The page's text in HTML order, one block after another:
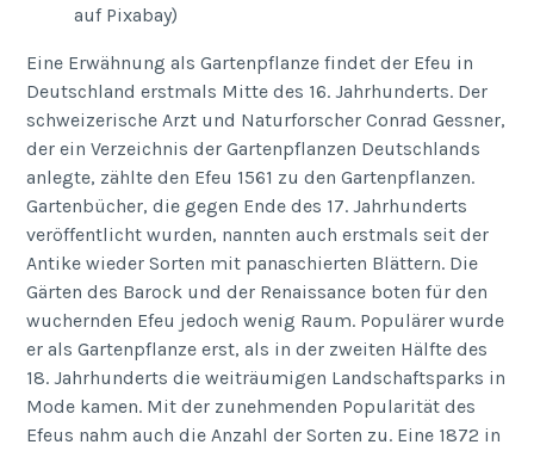
auf Pixabay)
Eine Erwähnung als Gartenpflanze findet der Efeu in
Deutschland erstmals Mitte des 16. Jahrhunderts. Der
schweizerische Arzt und Naturforscher Conrad Gessner,
der ein Verzeichnis der Gartenpflanzen Deutschlands
anlegte, zählte den Efeu 1561 zu den Gartenpflanzen.
Gartenbücher, die gegen Ende des 17. Jahrhunderts
veröffentlicht wurden, nannten auch erstmals seit der
Antike wieder Sorten mit panaschierten Blättern. Die
Gärten des Barock und der Renaissance boten für den
wuchernden Efeu jedoch wenig Raum. Populärer wurde
er als Gartenpflanze erst, als in der zweiten Hälfte des
18. Jahrhunderts die weiträumigen Landschaftsparks in
Mode kamen. Mit der zunehmenden Popularität des
Efeus nahm auch die Anzahl der Sorten zu. Eine 1872 in